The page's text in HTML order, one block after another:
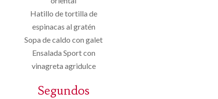
Hatillo de tortilla de
espinacas al gratén
Sopa de caldo con galet
Ensalada Sport con
vinagreta agridulce
Segundos